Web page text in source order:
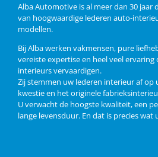
Alba Automotive is al meer dan 30 jaar
van hoogwaardige lederen auto-
modellen.
Bij Alba werken vakmensen, pure
vereiste expertise en heel veel
interieurs vervaardigen.
Zij stemmen uw lederen interieur af op
kwestie en het originele
U verwacht de hoogste kwaliteit, een
lange levensduur. En dat is precies wat